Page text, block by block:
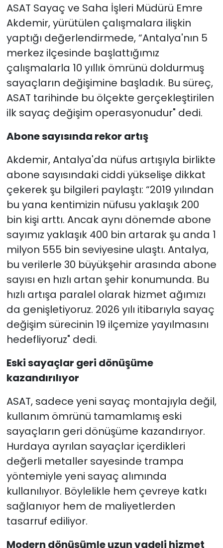
ASAT Sayaç ve Saha İşleri Müdürü Emre
Akdemir, yürütülen çalışmalara ilişkin
yaptığı değerlendirmede, “Antalya'nın 5
merkez ilçesinde başlattığımız
çalışmalarla 10 yıllık ömrünü doldurmuş
sayaçların değişimine başladık. Bu süreç,
ASAT tarihinde bu ölçekte gerçekleştirilen
ilk sayaç değişim operasyonudur" dedi.
Abone sayısında rekor artış
Akdemir, Antalya'da nüfus artışıyla birlikte
abone sayısındaki ciddi yükselişe dikkat
çekerek şu bilgileri paylaştı: “2019 yılından
bu yana kentimizin nüfusu yaklaşık 200
bin kişi arttı. Ancak aynı dönemde abone
sayımız yaklaşık 400 bin artarak şu anda 1
milyon 555 bin seviyesine ulaştı. Antalya,
bu verilerle 30 büyükşehir arasında abone
sayısı en hızlı artan şehir konumunda. Bu
hızlı artışa paralel olarak hizmet ağımızı
da genişletiyoruz. 2026 yılı itibarıyla sayaç
değişim sürecinin 19 ilçemize yayılmasını
hedefliyoruz" dedi.
Eski sayaçlar geri dönüşüme
kazandırılıyor
ASAT, sadece yeni sayaç montajıyla değil,
kullanım ömrünü tamamlamış eski
sayaçların geri dönüşüme kazandırıyor.
Hurdaya ayrılan sayaçlar içerdikleri
değerli metaller sayesinde trampa
yöntemiyle yeni sayaç alımında
kullanılıyor. Böylelikle hem çevreye katkı
sağlanıyor hem de maliyetlerden
tasarruf ediliyor.
Modern dönüşümle uzun vadeli hizmet